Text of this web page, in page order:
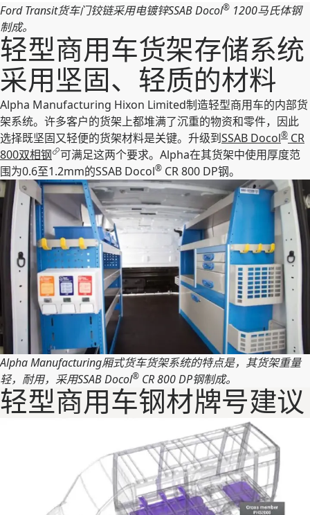
Ford Transit货车门铰链采用电镀锌SSAB Docol® 1200马氏体钢
制成。
轻型商用车货架存储系统
采用坚固、轻质的材料
Alpha Manufacturing Hixon Limited制造轻型商用车的内部货
架系统。许多客户的货架上都堆满了沉重的物资和零件，因此
选择既坚固又轻便的货架材料是关键。升级到SSAB Docol® CR
800双相钢
可满足这两个要求。Alpha在其货架中使用厚度范
围为0.6至1.2mm的SSAB Docol® CR 800 DP钢。
Alpha Manufacturing厢式货车货架系统的特点是，其货架重量
轻，耐用，采用SSAB Docol® CR 800 DP钢制成。
轻型商用车钢材牌号建议